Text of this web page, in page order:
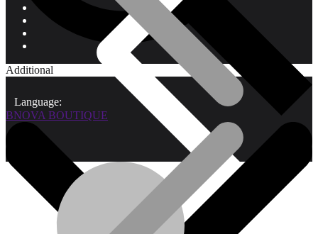
Qui sommes-nous?
Additional
Language:
BNOVA BOUTIQUE